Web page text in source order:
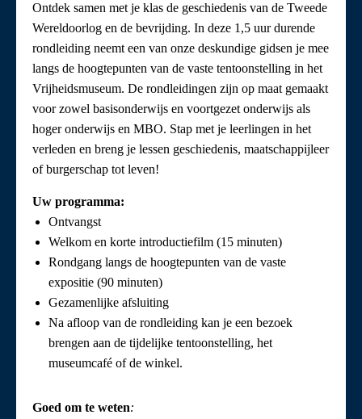
Ontdek samen met je klas de geschiedenis van de Tweede
Wereldoorlog en de bevrijding. In deze 1,5 uur durende
rondleiding neemt een van onze deskundige gidsen je mee
langs de hoogtepunten van de vaste tentoonstelling in het
Vrijheidsmuseum. De rondleidingen zijn op maat gemaakt
voor zowel basisonderwijs en voortgezet onderwijs als
hoger onderwijs en MBO. Stap met je leerlingen in het
verleden en breng je lessen geschiedenis, maatschappijleer
of burgerschap tot leven!
Uw programma:
Ontvangst
Welkom en korte introductiefilm (15 minuten)
Rondgang langs de hoogtepunten van de vaste
expositie (90 minuten)
Gezamenlijke afsluiting
Na afloop van de rondleiding kan je een bezoek
brengen aan de tijdelijke tentoonstelling, het
museumcafé of de winkel.
Goed om te weten: